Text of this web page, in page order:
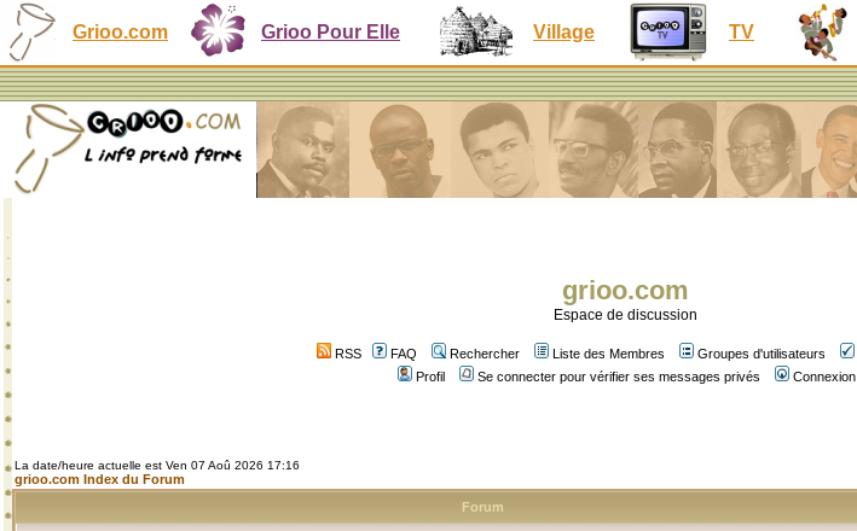
Grioo.com Grioo Pour Elle Village TV
grioo.com
Espace de discussion
RSS FAQ Rechercher Liste des Membres Groupes d'utilisateurs
Profil
Se connecter pour vérifier ses messages privés Connexion
La date/heure actuelle est Ven 07 Aoû 2026 17:16
grioo.com Index du Forum
Forum